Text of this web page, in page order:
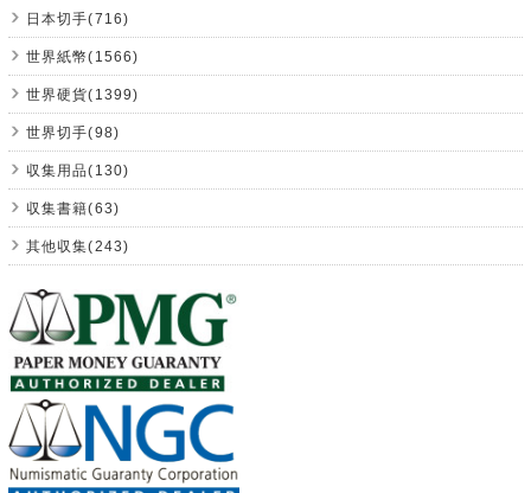
日本切手(716)
世界紙幣(1566)
世界硬貨(1399)
世界切手(98)
収集用品(130)
収集書籍(63)
其他収集(243)